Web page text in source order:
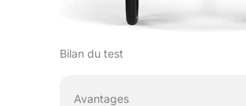
Bilan du test
Avantages